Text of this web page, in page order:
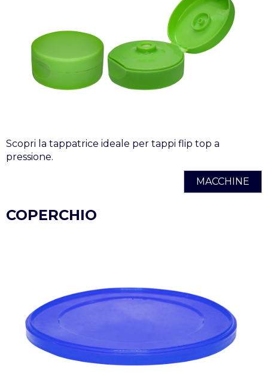
Scopri la tappatrice ideale per tappi flip top a
pressione.
MACCHINE
COPERCHIO